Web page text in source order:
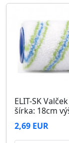
ELIT-SK
šírka: 18cm
2,69 EUR